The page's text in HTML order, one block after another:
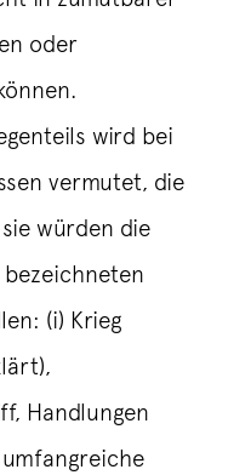
oder
wird bei
vermutet, die
würden die
(i) Krieg
Handlungen